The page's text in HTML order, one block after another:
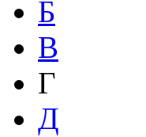
Б
В
Г
Д